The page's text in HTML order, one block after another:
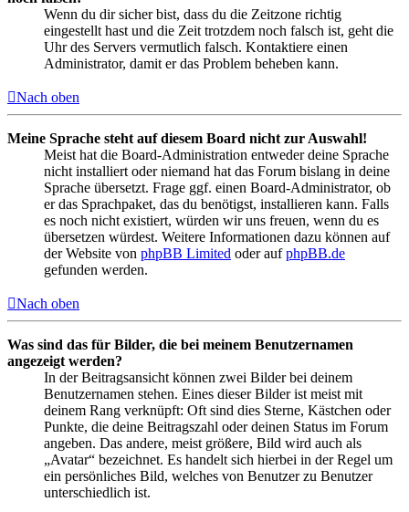
Wenn du dir sicher bist, dass du die Zeitzone richtig
eingestellt hast und die Zeit trotzdem noch falsch ist, geht die
Uhr des Servers vermutlich falsch. Kontaktiere einen
Administrator, damit er das Problem beheben kann.
Nach oben
Meine Sprache steht auf diesem Board nicht zur Auswahl!
Meist hat die Board-Administration entweder deine Sprache
nicht installiert oder niemand hat das Forum bislang in deine
Sprache übersetzt. Frage ggf. einen Board-Administrator, ob
er das Sprachpaket, das du benötigst, installieren kann. Falls
es noch nicht existiert, würden wir uns freuen, wenn du es
übersetzen würdest. Weitere Informationen dazu können auf
der Website von phpBB Limited oder aufphpBB.de
gefunden werden.
Nach oben
Was sind das für Bilder, die bei meinem Benutzernamen
angezeigt werden?
In der Beitragsansicht können zwei Bilder bei deinem
Benutzernamen stehen. Eines dieser Bilder ist meist mit
deinem Rang verknüpft: Oft sind dies Sterne, Kästchen oder
Punkte, die deine Beitragszahl oder deinen Status im Forum
angeben. Das andere, meist größere, Bild wird auch als
„Avatar“ bezeichnet. Es handelt sich hierbei in der Regel um
ein persönliches Bild, welches von Benutzer zu Benutzer
unterschiedlich ist.